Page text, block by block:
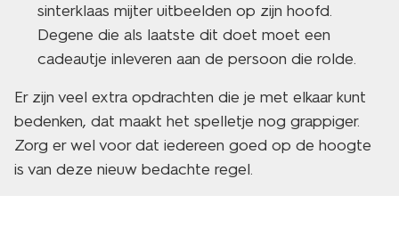
sinterklaas mijter uitbeelden op zijn hoofd.
Degene die als laatste dit doet moet een
cadeautje inleveren aan de persoon die rolde.
Er zijn veel extra opdrachten die je met elkaar kunt
bedenken, dat maakt het spelletje nog grappiger.
Zorg er wel voor dat iedereen goed op de hoogte
is van deze nieuw bedachte regel.